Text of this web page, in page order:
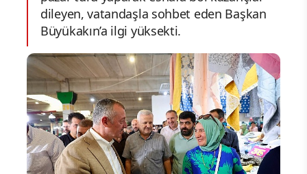
dileyen, vatandaşla sohbet eden Başkan
Büyükakın’a ilgi yüksekti.